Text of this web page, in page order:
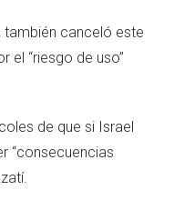
también canceló este
el “riesgo de uso”
de que si Israel
“consecuencias